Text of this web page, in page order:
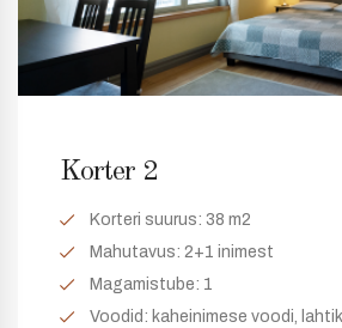
Korter 2
Korteri suurus: 38 m2
Mahutavus: 2+1 inimest
Magamistube: 1
Voodid: kaheinimese voodi,